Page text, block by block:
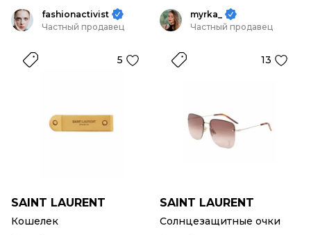
fashionactivist
Частный продавец
5
SAINT LAURENT
Кошелек
myrka_
Частный продавец
13
SAINT LAURENT
Солнцезащитные очки